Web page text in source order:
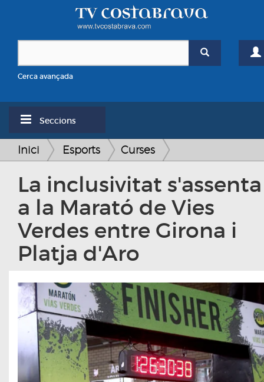
Cerca avançada
Seccions
Inici Esports Curses
La inclusivitat s'assenta
a la Marató de Vies
Verdes entre Girona i
Platja d'Aro